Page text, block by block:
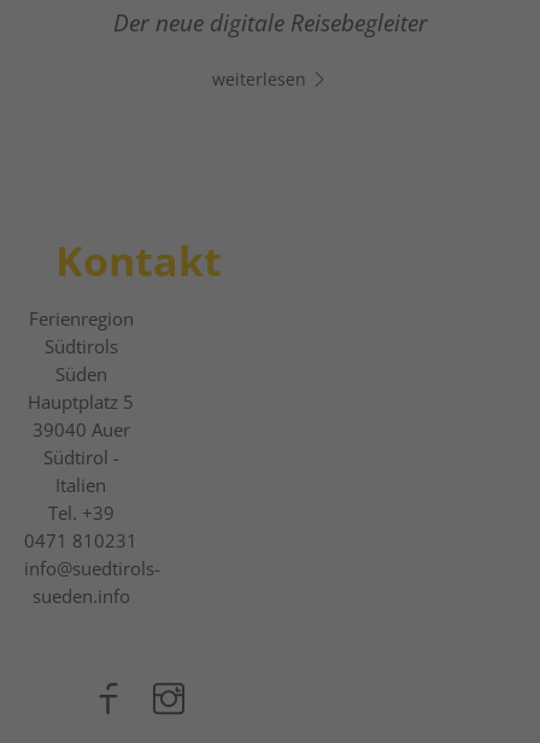
Klicke auf den Link, öffne Whats App und
chatte direkt los!
Der neue digitale Reisebegleiter
weiterlesen
Vom entspannten Winterwandern zum
Kontakt
Ferienregion
Südtirols
Süden
Hauptplatz 5
39040 Auer
Südtirol -
Italien
Tel. +39
0471 810231
info@suedtirols-
sueden.info